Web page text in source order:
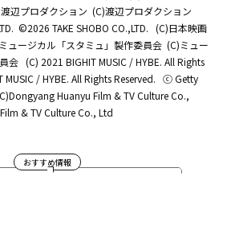
辺プロダクション (C)渡辺プロダクション
©2026 TAKE SHOBO CO.,LTD. (C)日本映画
ュージカル「スタミュ」製作委員会 (C)ミュー
会 (C) 2021 BIGHIT MUSIC / HYBE. All Rights
MUSIC / HYBE. All Rights Reserved. ⓒ Getty
Huanyu Film & TV Culture Co.,
& TV Culture Co., Ltd
おすすめ情報